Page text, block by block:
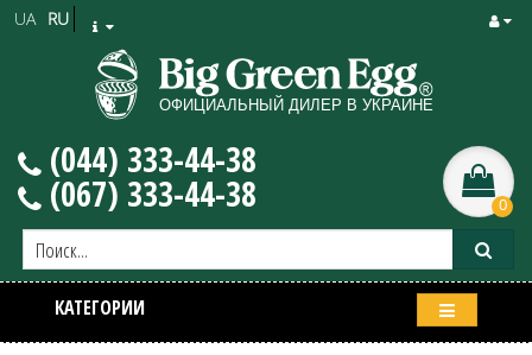
RU
UA
(044) 333-44-38
(067) 333-44-38 0
КАТЕГОРИИ